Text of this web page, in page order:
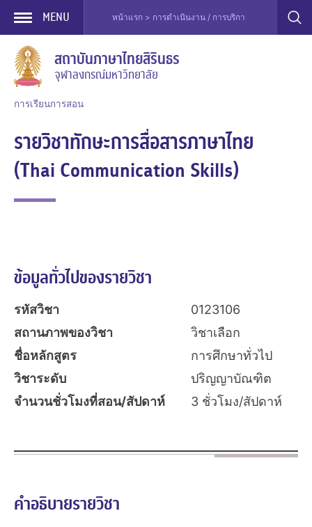
Skip
content
MENU หน้าแรก > การดำเนินงาน / การบริการ > การเรียนการ
สถาบันภาษาไทยสิรินธร
จุฬาลงกรณ์มหาวิทยาลัย
การเรียนการสอน
รายวิชาทักษะการสื่อสารภาษาไทย
(Thai Communication Skills)
ข้อมูลทั่วไปของรายวิชา
รหัสวิชา
0123106
สถานภาพของวิชา
วิชาเลือก
ชื่อหลักสูตร
การศึกษาทั่วไป
วิชาระดับ
ปริญญาบัณฑิต
จำนวนชั่วโมงที่สอน/สัปดาห์
3 ชั่วโมง/สัปดาห์
คำอธิบายรายวิชา